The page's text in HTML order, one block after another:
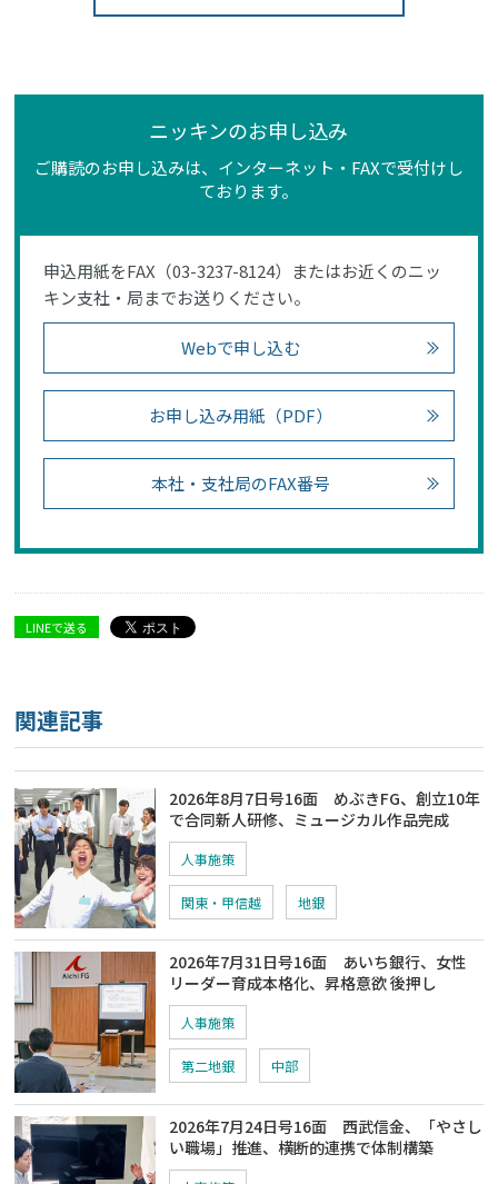
ニッキンのお申し込み
ご購読のお申し込みは、インターネット・FAXで受付けし
ております。
申込用紙をFAX（03-3237-8124）またはお近くのニッ
キン支社・局までお送りください。
Webで申し込む
お申し込み用紙（PDF）
本社・支社局のFAX番号
LINEで送る
関連記事
2026年8月7日号16面 めぶきFG、創立10年
で合同新人研修、ミュージカル作品完成
人事施策
関東・甲信越 地銀
2026年7月31日号16面 あいち銀行、女性
リーダー育成本格化、昇格意欲 後押し
人事施策
第二地銀 中部
2026年7月24日号16面 西武信金、「やさし
い職場」推進、横断的連携で体制構築